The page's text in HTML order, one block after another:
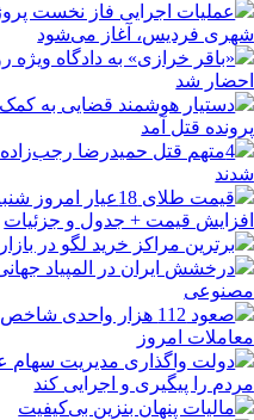
عملیات اجرایی فاز نخست
شهری فردیس، آغاز می‌شود
«باقر خرازی» به دادگاه ویژه
احضار شد
دستیار هوشمند قضایی به
پرونده قتل آمد
4متهم قتل حمیدرضا رجب‌زاده
شدند
افزایش قیمت + جدول و جزئیات
برترین مراکز خرید لگو در
درخشش ایران در المپیاد
مصنوعی
صعود 112 هزار واحدی
معاملات امروز
دولت واگذاری مدیریت سهام
مردم را پیگیری و اجرایی کند
مالیات پنهان بنزین بی‌کیفیت